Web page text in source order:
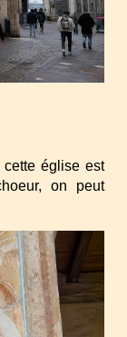
église est
on peut